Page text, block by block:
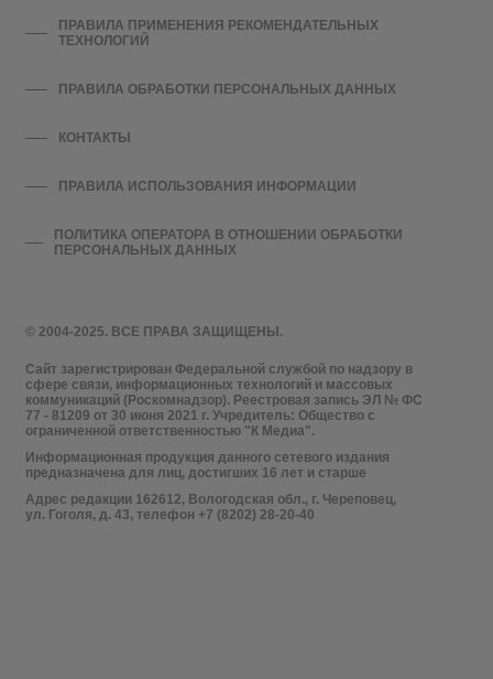
© 2004-2025. ВСЕ ПРАВА ЗАЩИЩЕНЫ.
Сайт зарегистрирован Федеральной службой по надзору в
сфере связи, информационных технологий и массовых
коммуникаций (Роскомнадзор). Реестровая запись ЭЛ № ФС
77 - 81209 от 30 июня 2021 г. Учредитель: Общество с
ограниченной ответственностью "К Медиа".
Информационная продукция данного сетевого издания
предназначена для лиц, достигших 16 лет и старше
Адрес редакции 162612, Вологодская обл., г. Череповец,
ул. Гоголя, д. 43, телефон +7 (8202) 28-20-40
ПРАВИЛА ПРИМЕНЕНИЯ РЕКОМЕНДАТЕЛЬНЫХ
ТЕХНОЛОГИЙ
ПРАВИЛА ОБРАБОТКИ ПЕРСОНАЛЬНЫХ ДАННЫХ
КОНТАКТЫ
ПРАВИЛА ИСПОЛЬЗОВАНИЯ ИНФОРМАЦИИ
ПОЛИТИКА ОПЕРАТОРА В ОТНОШЕНИИ ОБРАБОТКИ
ПЕРСОНАЛЬНЫХ ДАННЫХ